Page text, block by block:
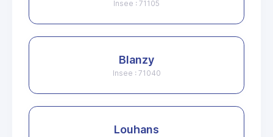
Insee : 71105
Blanzy
Insee : 71040
Louhans